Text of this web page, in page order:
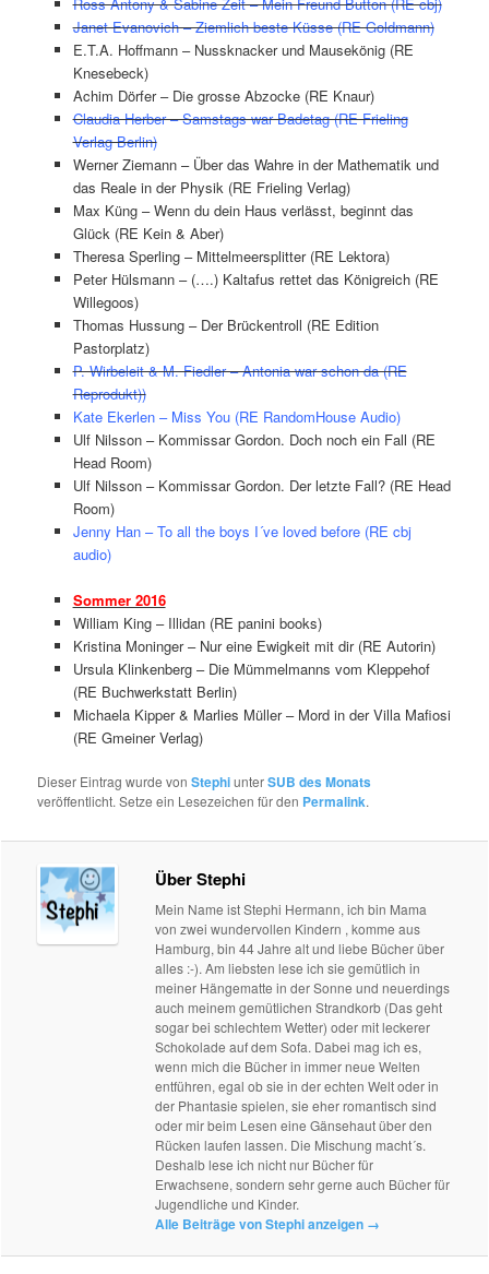
Janet Evanovich – Ziemlich beste Küsse (RE Goldmann)
E.T.A. Hoffmann – Nussknacker und Mausekönig (RE
Knesebeck)
Achim Dörfer – Die grosse Abzocke (RE Knaur)
Claudia Herber – Samstags war Badetag (RE Frieling
Verlag Berlin)
Werner Ziemann – Über das Wahre in der Mathematik und
das Reale in der Physik (RE Frieling Verlag)
Max Küng – Wenn du dein Haus verlässt, beginnt das
Glück (RE Kein & Aber)
Theresa Sperling – Mittelmeersplitter (RE Lektora)
Peter Hülsmann – (….) Kaltafus rettet das Königreich (RE
Willegoos)
Thomas Hussung – Der Brückentroll (RE Edition
Pastorplatz)
P. Wirbeleit & M. Fiedler – Antonia war schon da (RE
Reprodukt))
Kate Ekerlen – Miss You (RE RandomHouse Audio)
Ulf Nilsson – Kommissar Gordon. Doch noch ein Fall (RE
Head Room)
Ulf Nilsson – Kommissar Gordon. Der letzte Fall? (RE Head
Room)
Jenny Han – To all the boys I´ve loved before (RE cbj
audio)
Sommer 2016
William King – Illidan (RE panini books)
Kristina Moninger – Nur eine Ewigkeit mit dir (RE Autorin)
Ursula Klinkenberg – Die Mümmelmanns vom Kleppehof
(RE Buchwerkstatt Berlin)
Michaela Kipper & Marlies Müller – Mord in der Villa Mafiosi
(RE Gmeiner Verlag)
Dieser Eintrag wurde vonStephiunterSUB des Monats
veröffentlicht. Setze ein Lesezeichen für den Permalink.
Über Stephi
Mein Name ist Stephi Hermann, ich bin Mama
von zwei wundervollen Kindern , komme aus
Hamburg, bin 44 Jahre alt und liebe Bücher über
alles :-). Am liebsten lese ich sie gemütlich in
meiner Hängematte in der Sonne und neuerdings
auch meinem gemütlichen Strandkorb (Das geht
sogar bei schlechtem Wetter) oder mit leckerer
Schokolade auf dem Sofa. Dabei mag ich es,
wenn mich die Bücher in immer neue Welten
entführen, egal ob sie in der echten Welt oder in
der Phantasie spielen, sie eher romantisch sind
oder mir beim Lesen eine Gänsehaut über den
Rücken laufen lassen. Die Mischung macht´s.
Deshalb lese ich nicht nur Bücher für
Erwachsene, sondern sehr gerne auch Bücher für
Jugendliche und Kinder.
Alle Beiträge von Stephi anzeigen →